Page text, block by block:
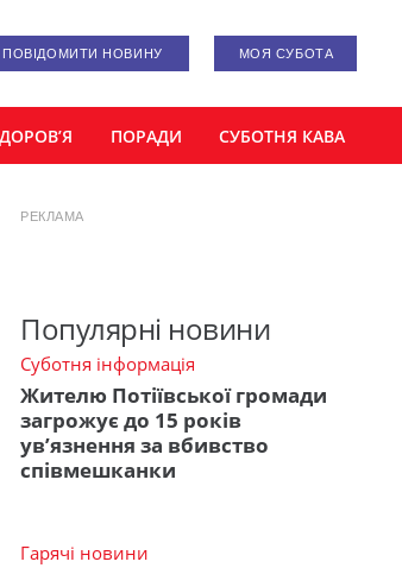
ПОВІДОМИТИ НОВИНУ МОЯ СУБОТА
ПОРАДИ СУБОТНЯ КАВА
РЕКЛАМА
Популярні новини
Суботня інформація
Жителю Потіївської громади
загрожує до 15 років
ув’язнення за вбивство
співмешканки
Гарячі новини